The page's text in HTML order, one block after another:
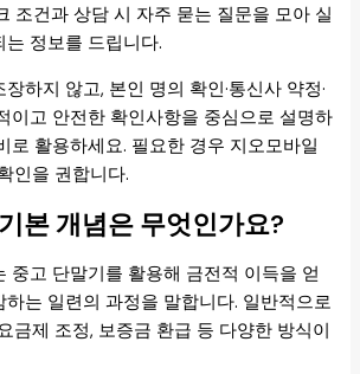
조건과 상담 시 자주 묻는 질문을 모아 실
정보를 드립니다.
하지 않고, 본인 명의 확인·통신사 약정·
이고 안전한 확인사항을 중심으로 설명하
로 활용하세요. 필요한 경우 지오모바일
인을 권합니다.
본 개념은 무엇인가요?
중고 단말기를 활용해 금전적 이득을 얻
하는 일련의 과정을 말합니다. 일반적으로
금제 조정, 보증금 환급 등 다양한 방식이